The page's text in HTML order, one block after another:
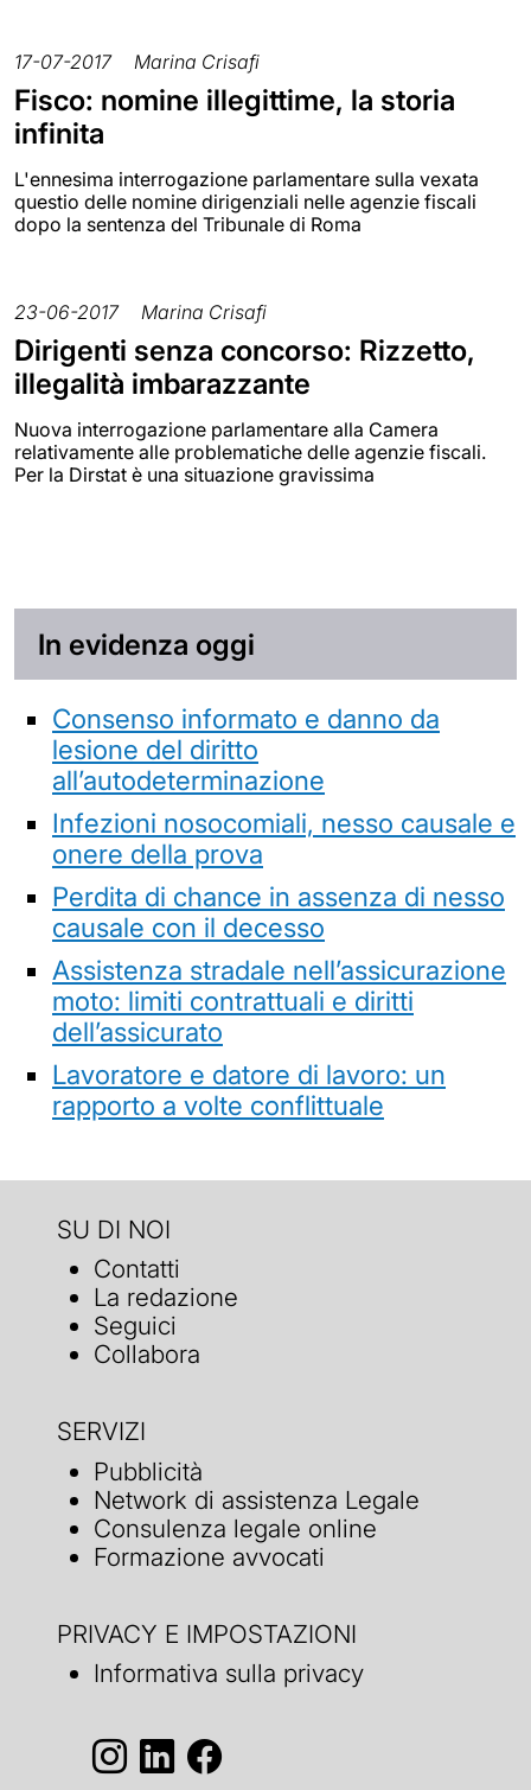
17-07-2017 Marina Crisafi
Fisco: nomine illegittime, la storia
infinita
L'ennesima interrogazione parlamentare sulla vexata
questio delle nomine dirigenziali nelle agenzie fiscali
dopo la sentenza del Tribunale di Roma
23-06-2017 Marina Crisafi
Dirigenti senza concorso: Rizzetto,
illegalità imbarazzante
Nuova interrogazione parlamentare alla Camera
relativamente alle problematiche delle agenzie fiscali.
Per la Dirstat è una situazione gravissima
In evidenza oggi
Consenso informato e danno da
lesione del diritto
all’autodeterminazione
Infezioni nosocomiali, nesso causale e
onere della prova
Perdita di chance in assenza di nesso
causale con il decesso
Assistenza stradale nell’assicurazione
moto: limiti contrattuali e diritti
dell’assicurato
Lavoratore e datore di lavoro: un
rapporto a volte conflittuale
SU DI NOI
Contatti
La redazione
Seguici
Collabora
SERVIZI
Pubblicità
Network di assistenza Legale
Consulenza legale online
Formazione avvocati
PRIVACY E IMPOSTAZIONI
Informativa sulla privacy